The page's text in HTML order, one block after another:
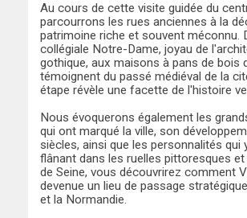
Au cours de cette visite guidée du
parcourrons les rues anciennes à la
patrimoine riche et souvent méconnu.
collégiale Notre-Dame, joyau de
gothique, aux maisons à pans de bois
témoignent du passé médiéval de la
étape révèle une facette de l'histoire
Nous évoquerons également les
qui ont marqué la ville, son
siècles, ainsi que les personnalités qui
flânant dans les ruelles pittoresques
de Seine, vous découvrirez comment
devenue un lieu de passage
et la Normandie.